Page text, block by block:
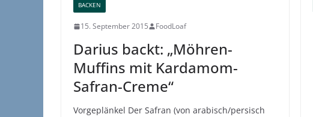
BACKEN
15. September 2015 FoodLoaf
Darius backt: „Möhren-
Muffins mit Kardamom-
Safran-Creme“
Vorgeplänkel Der Safran (von arabisch/persisch